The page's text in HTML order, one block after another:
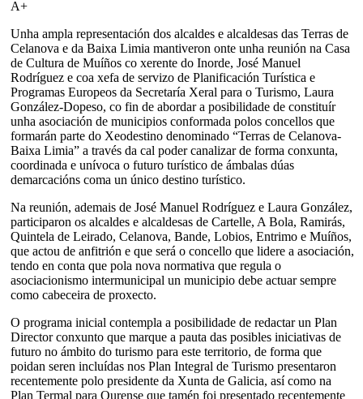
A+
Unha ampla representación dos alcaldes e alcaldesas das Terras de
Celanova e da Baixa Limia mantiveron onte unha reunión na Casa
de Cultura de Muíños co xerente do Inorde, José Manuel
Rodríguez e coa xefa de servizo de Planificación Turística e
Programas Europeos da Secretaría Xeral para o Turismo, Laura
González-Dopeso, co fin de abordar a posibilidade de constituír
unha asociación de municipios conformada polos concellos que
formarán parte do Xeodestino denominado “Terras de Celanova-
Baixa Limia” a través da cal poder canalizar de forma conxunta,
coordinada e unívoca o futuro turístico de ámbalas dúas
demarcacións coma un único destino turístico.
Na reunión, ademais de José Manuel Rodríguez e Laura González,
participaron os alcaldes e alcaldesas de Cartelle, A Bola, Ramirás,
Quintela de Leirado, Celanova, Bande, Lobios, Entrimo e Muíños,
que actou de anfitrión e que será o concello que lidere a asociación,
tendo en conta que pola nova normativa que regula o
asociacionismo intermunicipal un municipio debe actuar sempre
como cabeceira de proxecto.
O programa inicial contempla a posibilidade de redactar un Plan
Director conxunto que marque a pauta das posibles iniciativas de
futuro no ámbito do turismo para este territorio, de forma que
poidan seren incluídas nos Plan Integral de Turismo presentaron
recentemente polo presidente da Xunta de Galicia, así como na
Plan Termal para Ourense que tamén foi presentado recentemente